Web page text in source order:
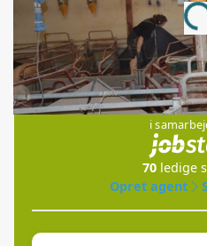
i
70 ledige
Opret agent